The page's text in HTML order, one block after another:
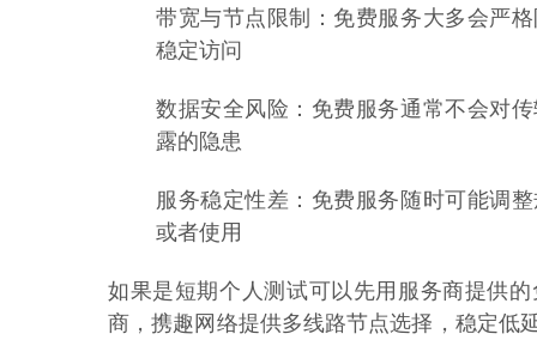
带宽与节点限制：免费服务大多会严
稳定访问
数据安全风险：免费服务通常不会对
露的隐患
服务稳定性差：免费服务随时可能调
或者使用
如果是短期个人测试可以先用服务商提供
商，携趣网络提供多线路节点选择，稳定低